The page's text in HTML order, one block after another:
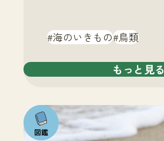
海のいきもの 鳥類
もっと見る
注目の
いきも